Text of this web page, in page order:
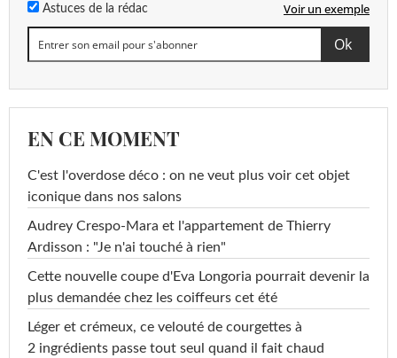
Astuces de la rédac Voir un exemple
EN CE MOMENT
C'est l'overdose déco : on ne veut plus voir cet objet
iconique dans nos salons
Audrey Crespo-Mara et l'appartement de Thierry
Ardisson : "Je n'ai touché à rien"
Cette nouvelle coupe d'Eva Longoria pourrait devenir la
plus demandée chez les coiffeurs cet été
Léger et crémeux, ce velouté de courgettes à
2 ingrédients passe tout seul quand il fait chaud